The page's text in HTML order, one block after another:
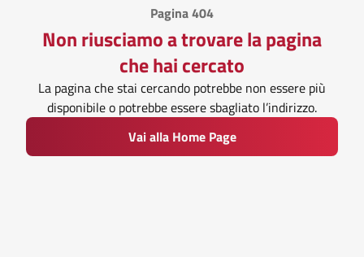
Pagina 404
Non riusciamo a trovare la pagina
che hai cercato
La pagina che stai cercando potrebbe non essere più
disponibile o potrebbe essere sbagliato l’indirizzo.
Vai alla Home Page